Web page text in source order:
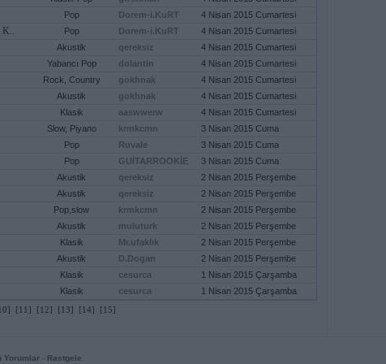
Pop Dorem-i.KuRT 4 Nisan 2015 Cumartesi
K.. Pop Dorem-i.KuRT 4 Nisan 2015 Cumartesi
Akustik qereksiz 4 Nisan 2015 Cumartesi
Yabancı Pop dolantin 4 Nisan 2015 Cumartesi
Rock, Country gokhnak 4 Nisan 2015 Cumartesi
Akustik gokhnak 4 Nisan 2015 Cumartesi
Klasik aaswwerw 4 Nisan 2015 Cumartesi
Slow, Piyano krmkcmn 3 Nisan 2015 Cuma
Pop Ruvale 3 Nisan 2015 Cuma
Pop GUİTARROOKİE 3 Nisan 2015 Cuma
Akustik qereksiz 2 Nisan 2015 Perşembe
Akustik qereksiz 2 Nisan 2015 Perşembe
Pop,slow krmkcmn 2 Nisan 2015 Perşembe
Akustik muluturk 2 Nisan 2015 Perşembe
Klasik Mr.ufaklık 2 Nisan 2015 Perşembe
Akustik D.Dogan 2 Nisan 2015 Perşembe
Klasik cesurca 1 Nisan 2015 Çarşamba
Klasik cesurca
1 Nisan 2015 Çarşamba
[11] [12] [13] [14] [15]
Yorumlar - Rastgele